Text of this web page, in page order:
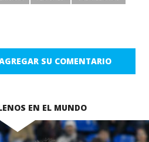
SU COMENTARIO
EN EL MUNDO